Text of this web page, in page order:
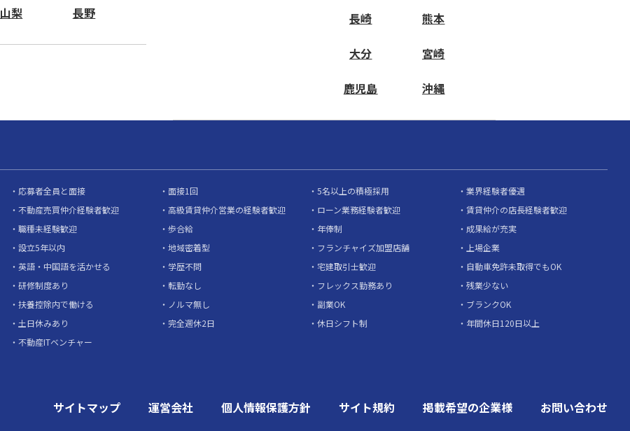
山梨 長野 長崎 熊本
大分 宮崎
鹿児島 沖縄
応募者全員と面接 面接1回 5名以上の積極採用
業界経験者優遇
不動産売買仲介経験者歓迎 高級賃貸仲介営業の経験者歓迎 ローン業務経験者歓迎
賃貸仲介の店長経験者歓迎
職種未経験歓迎 歩合給 年俸制
成果給が充実
設立5年以内 地域密着型 フランチャイズ加盟店舗
上場企業
英語・中国語を活かせる 学歴不問 宅建取引士歓迎
自動車免許未取得でもOK
研修制度あり 転勤なし フレックス勤務あり
残業少ない
扶養控除内で働ける ノルマ無し 副業OK
ブランクOK
土日休みあり 完全週休2日 休日シフト制
年間休日120日以上
不動産ITベンチャー
サイトマップ 運営会社 個人情報保護方針 サイト規約 掲載希望の企業様 お問い合わせ